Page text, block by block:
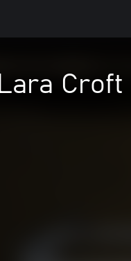
Lara Croft